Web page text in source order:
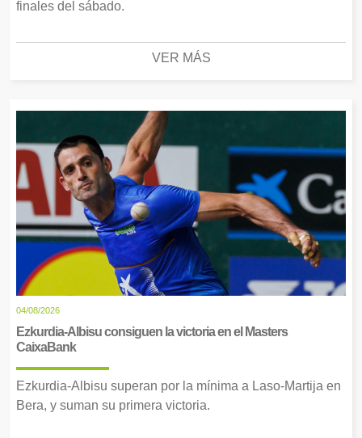
finales del sábado.
VER MÁS
04/08/2026
Ezkurdia-Albisu consiguen la victoria en el Masters
CaixaBank
Ezkurdia-Albisu superan por la mínima a Laso-Martija en
Bera, y suman su primera victoria.